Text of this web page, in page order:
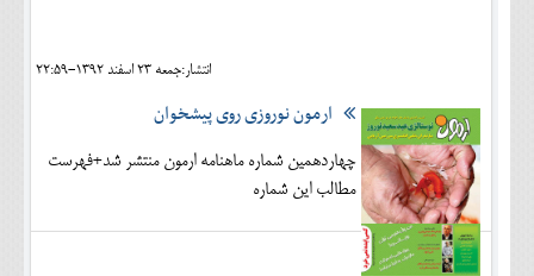
انتشار:جمعه 23 اسفند 1392-22:59
ارمون نوروزی روی پیشخوان
چهاردهمین شماره ماهنامه ارمون منتشر شد+فهرست
مطالب این شماره